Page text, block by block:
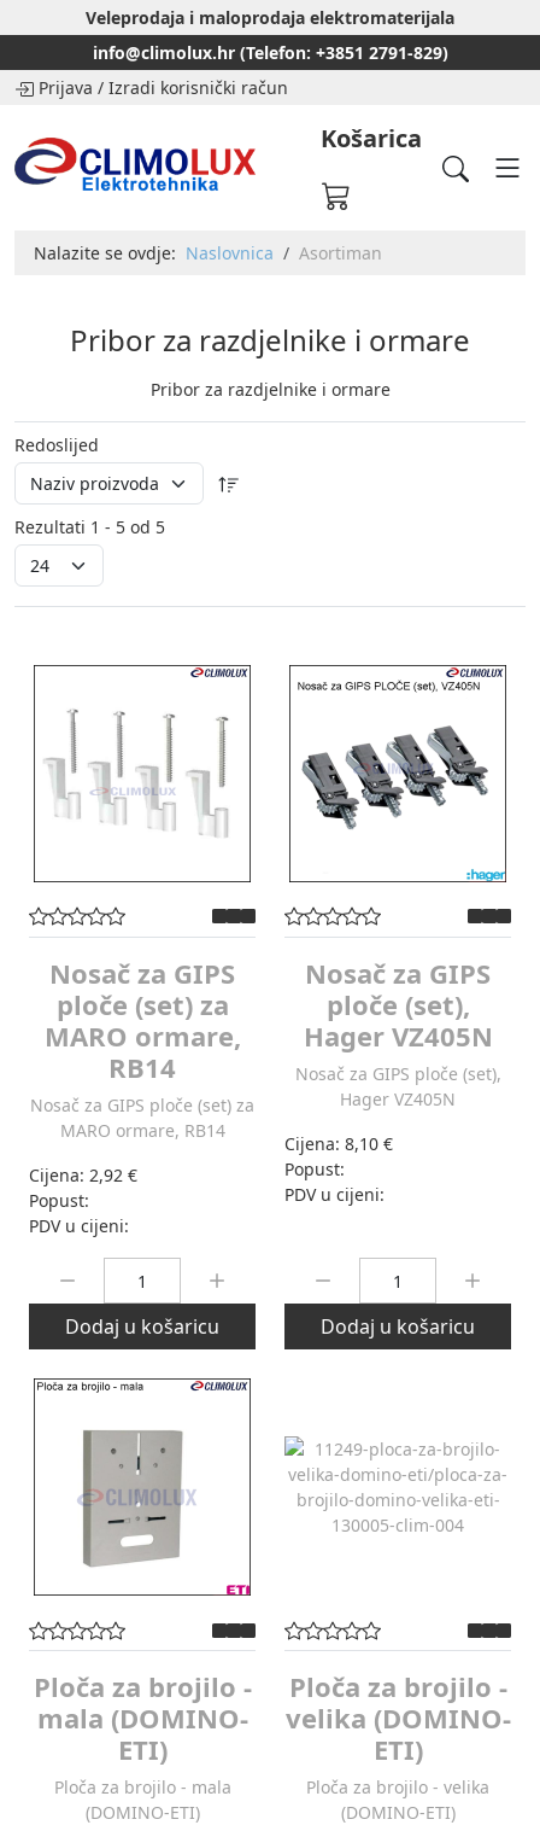
Veleprodaja i maloprodaja elektromaterijala
info@climolux.hr (Telefon: +3851 2791-829)
Prijava / Izradi korisnički račun
Košarica
Nalazite se ovdje: Naslovnica Asortiman
Pribor za razdjelnike i ormare
Pribor za razdjelnike i ormare
Redoslijed
Rezultati 1 - 5 od 5
Nosač za GIPS
ploče (set) za
MARO ormare,
RB14
Nosač za GIPS ploče (set) za
MARO ormare, RB14
Cijena: 2,92 €
Popust:
PDV u cijeni:
Dodaj u košaricu
Nosač za GIPS
ploče (set),
Hager VZ405N
Nosač za GIPS ploče (set),
Hager VZ405N
Cijena: 8,10 €
Popust:
PDV u cijeni:
Dodaj u košaricu
Ploča za brojilo -
mala (DOMINO-
ETI)
Ploča za brojilo - mala
(DOMINO-ETI)
Ploča za brojilo -
velika (DOMINO-
ETI)
Ploča za brojilo - velika
(DOMINO-ETI)